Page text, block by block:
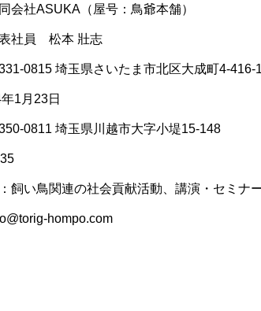
会社ASUKA（屋号：鳥爺本舗）
社員 松本 壯志
0815 埼玉県さいたま市北区大成町4-416-1
1月23日
350-0811 埼玉県川越市大字小堤15-148
飼い鳥関連の社会貢献活動、講演・セミナ
hompo.com